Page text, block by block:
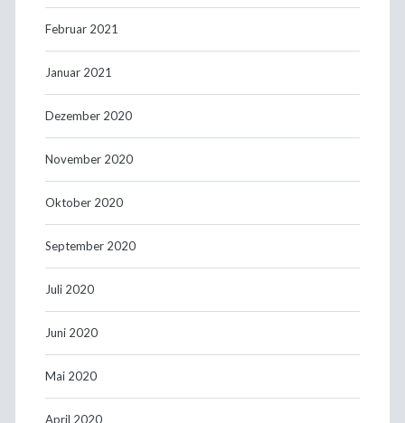
Februar 2021
Januar 2021
Dezember 2020
November 2020
Oktober 2020
September 2020
Juli 2020
Juni 2020
Mai 2020
April 2020